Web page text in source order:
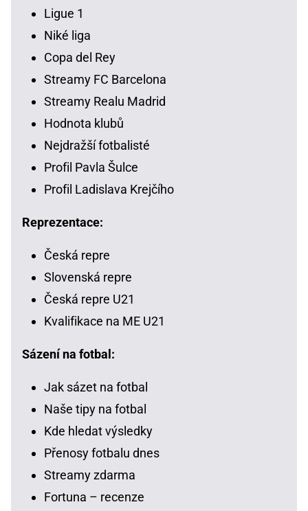
Ligue 1
Niké liga
Copa del Rey
Streamy FC Barcelona
Streamy Realu Madrid
Hodnota klubů
Nejdražší fotbalisté
Profil Pavla Šulce
Profil Ladislava Krejčího
Reprezentace:
Česká repre
Slovenská repre
Česká repre U21
Kvalifikace na ME U21
Sázení na fotbal:
Jak sázet na fotbal
Naše tipy na fotbal
Kde hledat výsledky
Přenosy fotbalu dnes
Streamy zdarma
Fortuna – recenze